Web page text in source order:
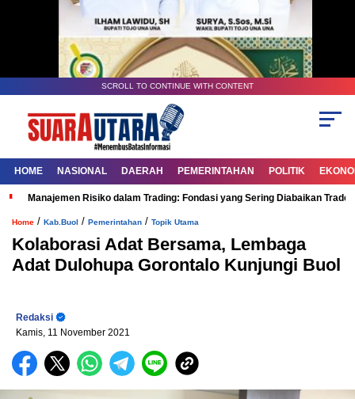
SCROLL TO CONTINUE WITH CONTENT
HOME NASIONAL DAERAH PEMERINTAHAN POLITIK
Manajemen Risiko dalam Trading: Fondasi yang Sering Diabaikan
Home / Kab.Buol / Pemerintahan / Topik Utama
Kolaborasi Adat Bersama, Lembaga
Adat Dulohupa Gorontalo Kunjungi Buol
Redaksi
Kamis, 11 November 2021